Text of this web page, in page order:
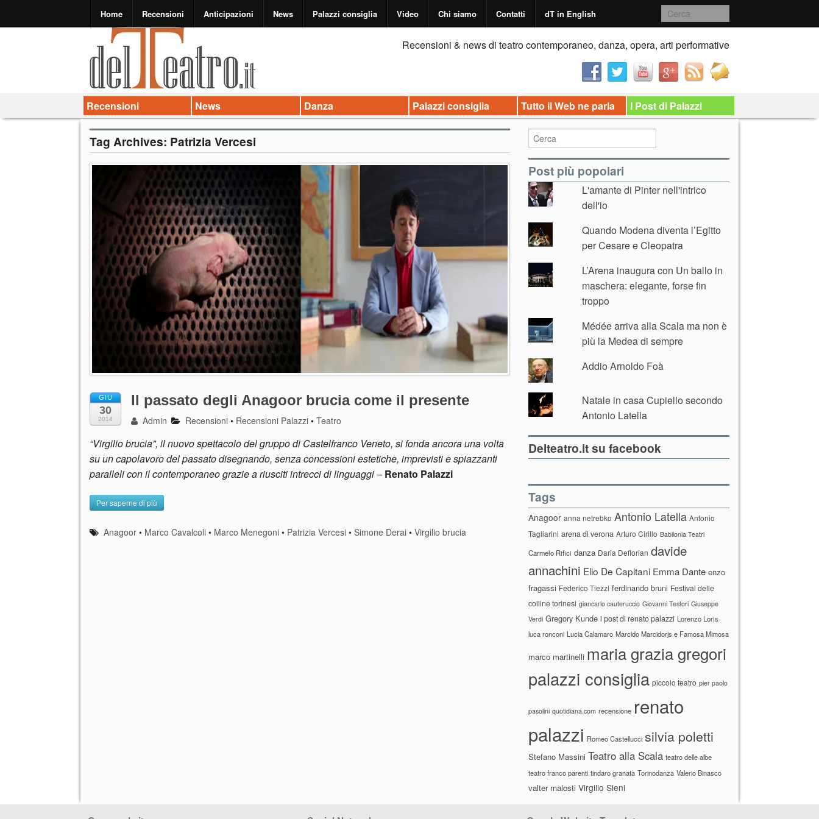
Home Recensioni Anticipazioni News Palazzi consiglia Video Chi siamo Contatti dT in English
Recensioni & news di teatro contemporaneo, danza, opera, arti performative
Recensioni News Danza Palazzi consiglia Tutto il Web ne parla I Post di Palazzi
Tag Archives: Patrizia Vercesi
GIU
30
2014
Il passato degli Anagoor brucia come il presente
Admin Recensioni • Recensioni Palazzi •Teatro
“Virgilio brucia”, il nuovo spettacolo del gruppo di Castelfranco Veneto, si fonda ancora una volta
su un capolavoro del passato disegnando, senza concessioni estetiche, imprevisti e spiazzanti
paralleli con il contemporaneo grazie a riusciti intrecci di linguaggi– Renato Palazzi
Per saperne di più
Anagoor • Marco Cavalcoli • Marco Menegoni • Patrizia Vercesi •Simone Derai •Virgilio brucia
Post più popolari
L'amante di Pinter nell'intrico
dell'io
Quando Modena diventa l’Egitto
per Cesare e Cleopatra
L’Arena inaugura con Un ballo in
maschera: elegante, forse fin
troppo
Médée arriva alla Scala ma non è
più la Medea di sempre
Addio Arnoldo Foà
Natale in casa Cupiello secondo
Antonio Latella
Delteatro.it su facebook
Tags
Anagoor anna netrebko Antonio Latella Antonio
Tagliarini arena di verona Arturo Cirillo Babilonia Teatri
Carmelo Rifici danza Daria Deflorian davide
annachini Elio De Capitani Emma Dante enzo
fragassi Federico Tiezzi ferdinando bruni Festival delle
colline torinesi giancarlo cauteruccio Giovanni Testori Giuseppe
Verdi Gregory Kunde i post di renato palazzi Lorenzo Loris
luca ronconi Lucia Calamaro Marcido Marcidorjs e Famosa Mimosa
marco martinelli maria grazia gregori
palazzi consiglia piccolo teatro pier paolo
pasolini quotidiana.com recensione renato
palazzi Romeo Castellucci silvia poletti
Stefano Massini Teatro alla Scala teatro delle albe
teatro franco parenti tindaro granata Torinodanza Valerio Binasco
valter malosti Virgilio Sieni